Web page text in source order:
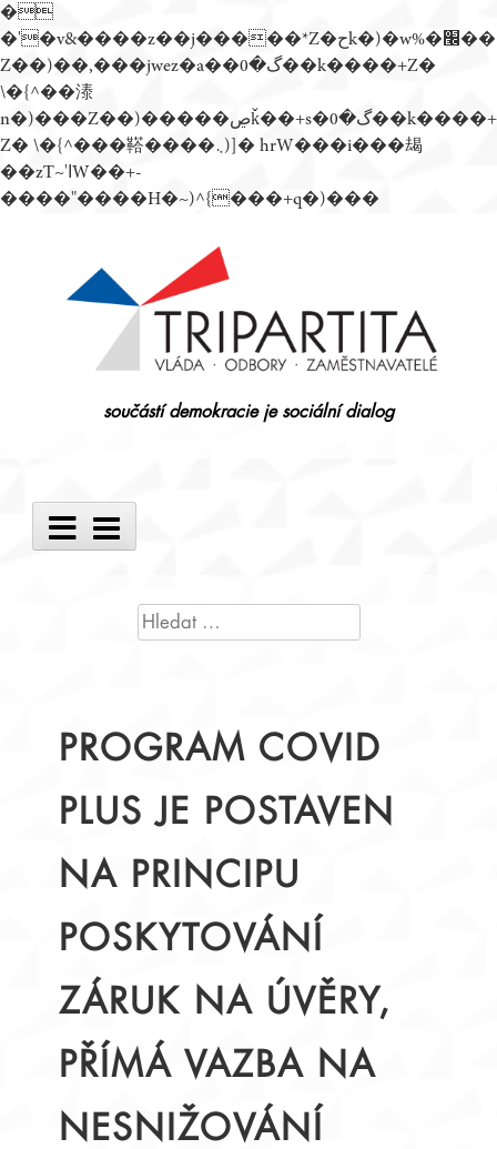
�
�'�v&����z��j�����*Z�حk�)�w%�׬��
Z��)��,���jwez�a��گ�0��k����+Z�
\�{^��溙
n�)���Z��)�����ڝǩ��+s�گ�0��k����+
Z� \�{^���鞳����܆)]� hrW���i���朅
��zƬ~'ߊW��+-
����"����H�~)^{���+q�)���
součástí demokracie je sociální dialog
Main
Menu
VYHLEDÁVÁNÍ
PROGRAM COVID
PLUS JE POSTAVEN
NA PRINCIPU
POSKYTOVÁNÍ
ZÁRUK NA ÚVĚRY,
PŘÍMÁ VAZBA NA
NESNIŽOVÁNÍ